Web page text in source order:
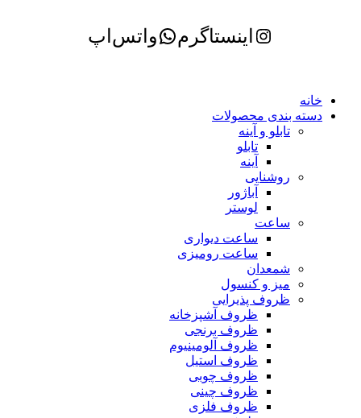
اینستاگرم واتس‌اپ
خانه
دسته بندی محصولات
تابلو و آینه
تابلو
آینه
روشنایی
آباژور
لوستر
ساعت
ساعت دیواری
ساعت رومیزی
شمعدان
میز و کنسول
ظروف پذیرایی
ظروف آشپزخانه
ظروف برنجی
ظروف آلومینیوم
ظروف استیل
ظروف چوبی
ظروف چینی
ظروف فلزی